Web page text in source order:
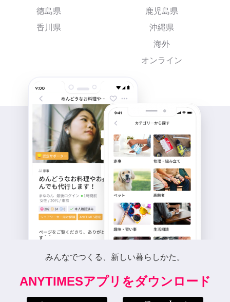
徳島県
香川県
鹿児島県
沖縄県
海外
オンライン
みんなでつくる、新しい暮らしかた。
ANYTIMESアプリをダウンロード